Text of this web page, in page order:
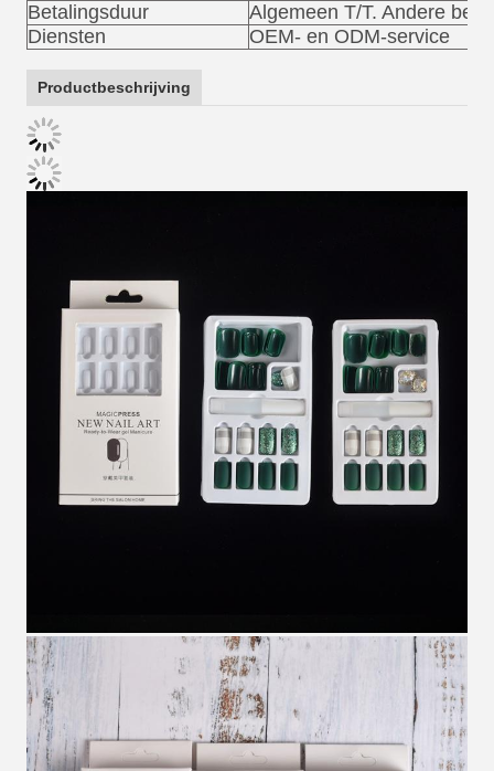
Betalingsduur
Algemeen T/T. Andere
Diensten
OEM- en ODM-service
Productbeschrijving